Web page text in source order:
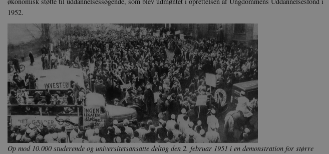
1952.
Op mod 10.000 studerende og universitetsansatte deltog den 2. februar 1951 i en demonstration for større